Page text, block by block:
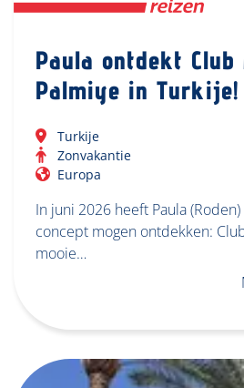
Paula ontdekt Club
Palmiye in Turkije!
Turkije
Zonvakantie
Europa
In juni 2026 heeft Paula
concept mogen ontdekken:
mooie…